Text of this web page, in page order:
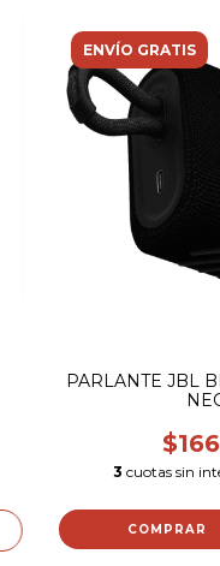
ENVÍO GRATIS
PARLANTE JBL
3 cuotas sin